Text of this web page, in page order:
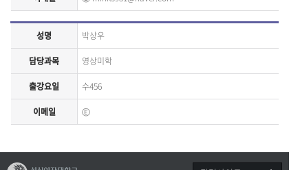
성명 박상우
담당과목 영상미학
출강요일 수456
이메일 Ⓔ